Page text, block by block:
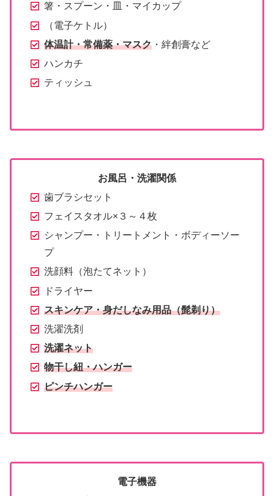
箸・スプーン・皿・マイカップ
（電子ケトル）
体温計・常備薬・マスク ・絆創膏など
ハンカチ
ティッシュ
お風呂・洗濯関係
歯ブラシセット
フェイスタオル×３～４枚
シャンプー・トリートメント・ボディーソー
プ
洗顔料（泡たてネット）
ドライヤー
スキンケア・身だしなみ用品（髭剃り）
洗濯洗剤
洗濯ネット
物干し紐・ハンガー
ピンチハンガー
電子機器